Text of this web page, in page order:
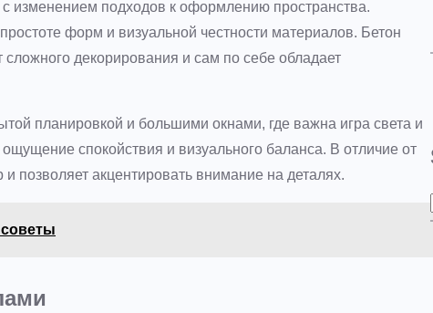
изменением подходов к оформлению пространства.
форм и визуальной честности материалов. Бетон
декорирования и сам по себе обладает
планировкой и большими окнами, где важна игра света и
спокойствия и визуального баланса. В отличие от
позволяет акцентировать внимание на деталях.